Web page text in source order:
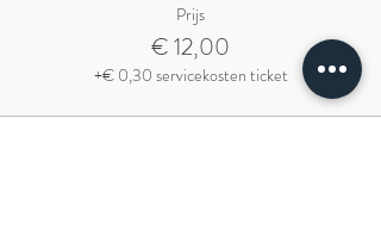
Prijs
€ 12,00
+€ 0,30 servicekosten ticket